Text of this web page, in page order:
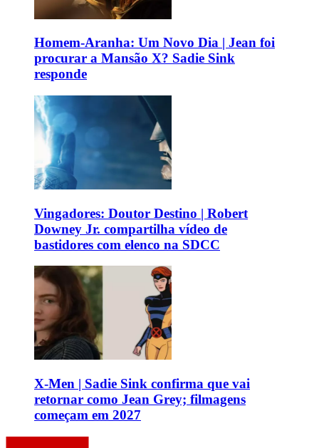
Homem-Aranha: Um Novo Dia | Jean foi
procurar a Mansão X? Sadie Sink
responde
Vingadores: Doutor Destino | Robert
Downey Jr. compartilha vídeo de
bastidores com elenco na SDCC
X-Men | Sadie Sink confirma que vai
retornar como Jean Grey; filmagens
começam em 2027